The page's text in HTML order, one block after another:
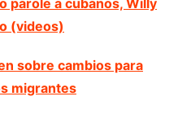
parole a cubanos, Willy
(videos)
sobre cambios para
migrantes